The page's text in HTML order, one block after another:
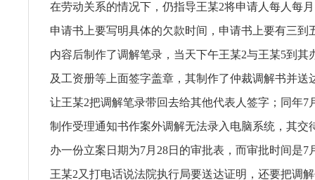
在劳动关系的情况下，仍指导王某2将申请人每人每
申请书上要写明具体的欠款时间，申请书上要有三到
内容后制作了调解笔录，当天下午王某2与王某5到其
及工资册等上面签字盖章，其制作了仲裁调解书并送
让王某2把调解笔录带回去给其他代表人签字；同年7
制作受理通知书作案外调解无法录入电脑系统，其交
办一份立案日期为7月28日的审批表，而审批时间是7
王某2又打电话说法院执行局要送达证明，还要把调